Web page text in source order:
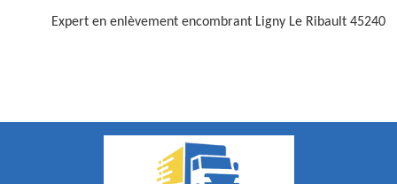
Expert en enlèvement encombrant Ligny Le Ribault 45240